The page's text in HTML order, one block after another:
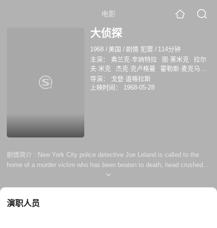
电影
大侦探
1968 / 美国 /剧情 犯罪 / 114分钟
主演：
弗兰克·辛纳特拉 丽·莱米克
拉尔
夫·米克
杰克·克卢格曼
霍勒斯·麦克马洪
洛伊德·波奇纳
威廉·温德姆
小阿尔·弗里曼
罗伯特·杜瓦尔
导演：
戈登·道格拉斯
上映时间：
1968-05-28
剧情简介 : New York City police detective Joe Leland is called to the
home of a murder victim who has been beaten to death, head crushed,
and has had his penis removed. Puzzled and disgusted, the police on
housemate of the victim remains conspicuou...
演职人员